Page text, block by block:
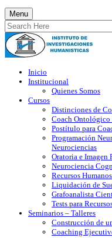
Menu
Inicio
Institucional
Quienes Somos
Cursos
Distinciones de
Coach Ontológico
Postítulo para
Programación
Neurociencias
Oratoria e Imagen
Neurociencia
Recursos
Liquidación de
Grafoanalista
Tests para
Seminarios – Talleres
Construcción de
Coaching